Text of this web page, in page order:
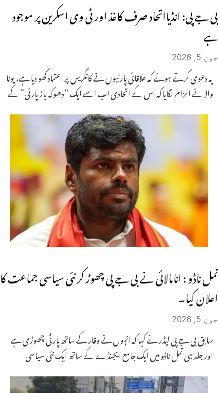
بی جے پی: انڈیااتحاد صرف کاغذ اور ٹی وی اسکرین پر موجود
ہے
جون 5, 2026
یہ دعوی کرتے ہوئے کہ علاقائی پارٹیوں نے کانگریس پر اعتماد کھو دیا ہے، پونا
والا نے الزام لگایا کہ اس کے اتحادی اب اسے ایک “دھوکہ باز پارٹی” کے
تمل ناڈو : انامالائی نے بی جے پی چھوڑ کر نئی سیاسی جماعت کا
اعلان کیا۔
جون 5, 2026
سابق بی جے پی لیڈر نے کہا کہ انہوں نے وقار کے ساتھ پارٹی چھوڑی ہے
اور جلد ہی تمل ناڈو میں ایک جامع ایجنڈے کے ساتھ ایک نئی سیاسی